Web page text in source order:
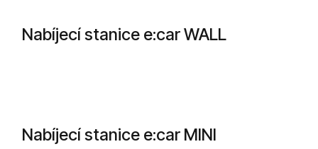
Nabíjecí stanice e:car WALL
Nabíjecí stanice e:car MINI